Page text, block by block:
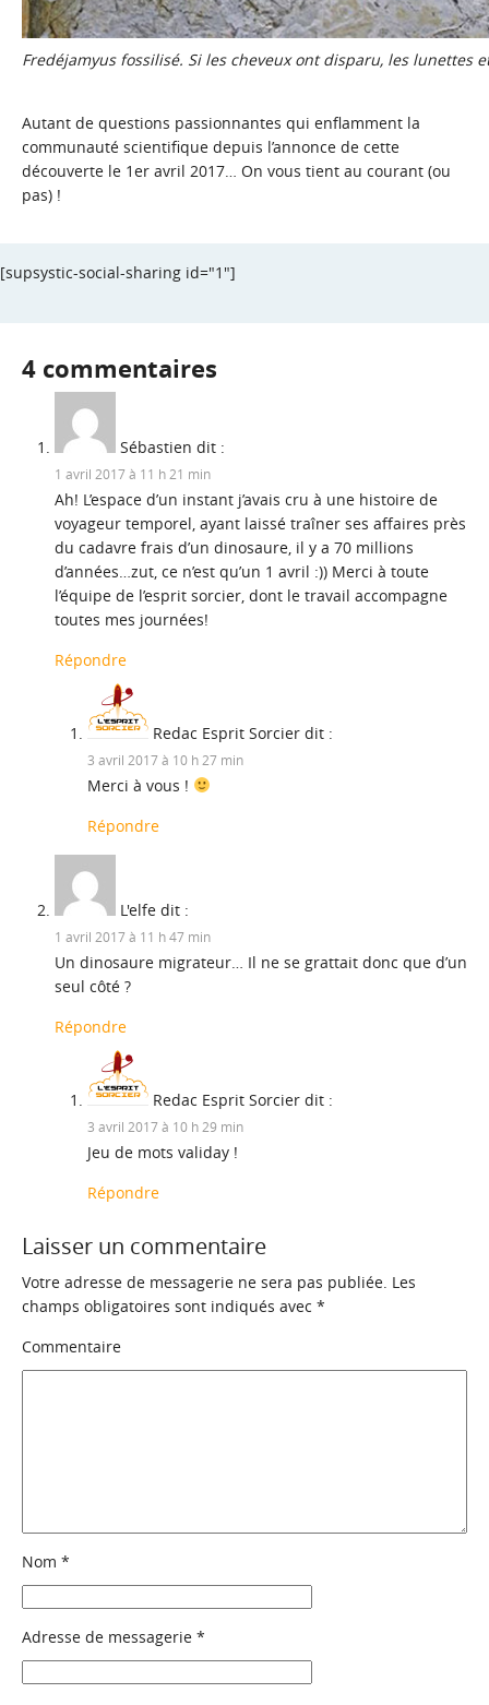
Fredéjamyus fossilisé. Si les cheveux ont disparu, les lunettes
Autant de questions passionnantes qui enflamment la
communauté scientifique depuis l’annonce de cette
découverte le 1er avril 2017… On vous tient au courant (ou
pas) !
[supsystic-social-sharing id="1"]
4 commentaires
Sébastien dit :
1 avril 2017 à 11 h 21 min
Ah! L’espace d’un instant j’avais cru à une histoire de
voyageur temporel, ayant laissé traîner ses affaires près
du cadavre frais d’un dinosaure, il y a 70 millions
d’années…zut, ce n’est qu’un 1 avril :)) Merci à toute
l’équipe de l’esprit sorcier, dont le travail accompagne
toutes mes journées!
Répondre
Redac Esprit Sorcier dit :
3 avril 2017 à 10 h 27 min
Merci à vous !
Répondre
L'elfe dit :
1 avril 2017 à 11 h 47 min
Un dinosaure migrateur… Il ne se grattait donc que d’un
seul côté ?
Répondre
Redac Esprit Sorcier dit :
3 avril 2017 à 10 h 29 min
Jeu de mots validay !
Répondre
Laisser un commentaire
Votre adresse de messagerie ne sera pas publiée. Les
champs obligatoires sont indiqués avec *
Commentaire
Nom *
Adresse de messagerie *